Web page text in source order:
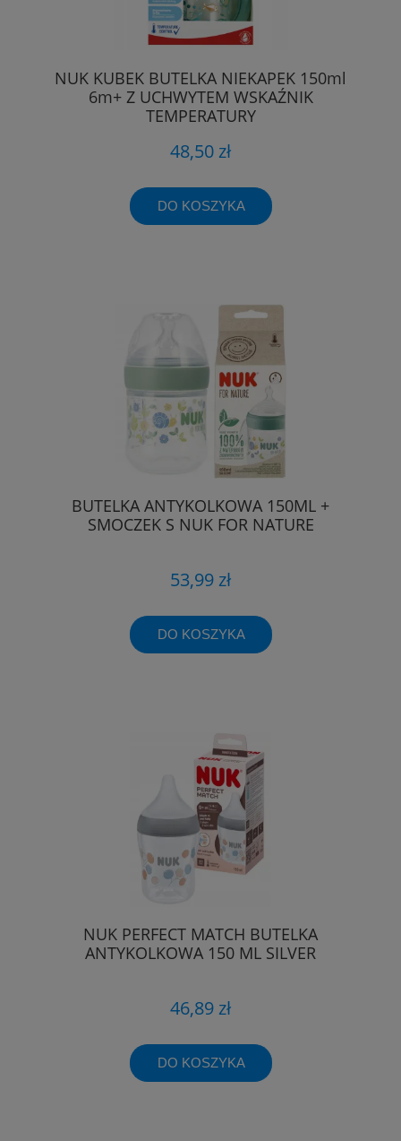
NUK KUBEK BUTELKA NIEKAPEK 150ml
6m+ Z UCHWYTEM WSKAŹNIK
TEMPERATURY
48,50 zł
DO KOSZYKA
BUTELKA ANTYKOLKOWA 150ML +
SMOCZEK S NUK FOR NATURE
53,99 zł
DO KOSZYKA
NUK PERFECT MATCH BUTELKA
ANTYKOLKOWA 150 ML SILVER
46,89 zł
DO KOSZYKA